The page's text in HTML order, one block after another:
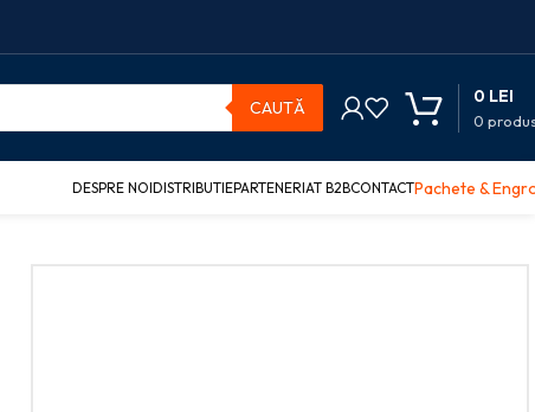
CAUTĂ
0
0 LEI
DESPRE NOIDISTRIBUTIEPARTENERIAT B2BCONTACTPachete &